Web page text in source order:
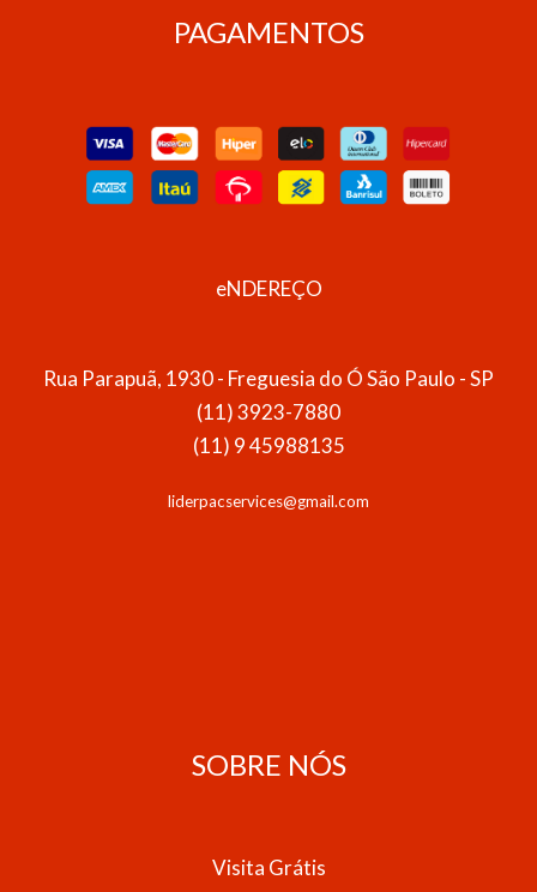
PAGAMENTOS
eNDEREÇO
Rua Parapuã, 1930 - Freguesia do Ó São Paulo - SP
(11) 3923-7880
(11) 9 45988135
liderpacservices@gmail.com
SOBRE NÓS
Visita Grátis